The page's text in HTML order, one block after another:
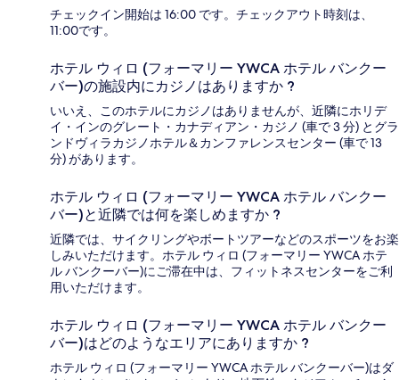
チェックイン開始は 16:00 です。チェックアウト時刻は、
11:00です。
ホテル ウィロ (フォーマリー YWCA ホテル バンクー
バー)の施設内にカジノはありますか ?
いいえ、このホテルにカジノはありませんが、近隣にホリデ
イ・インのグレート・カナディアン・カジノ (車で 3 分) とグラ
ンドヴィラカジノホテル＆カンファレンスセンター (車で 13
分) があります。
ホテル ウィロ (フォーマリー YWCA ホテル バンクー
バー)と近隣では何を楽しめますか ?
近隣では、サイクリングやボートツアーなどのスポーツをお楽
しみいただけます。ホテル ウィロ (フォーマリー YWCA ホテ
ル バンクーバー)にご滞在中は、フィットネスセンターをご利
用いただけます。
ホテル ウィロ (フォーマリー YWCA ホテル バンクー
バー)はどのようなエリアにありますか ?
ホテル ウィロ (フォーマリー YWCA ホテル バンクーバー)はダ